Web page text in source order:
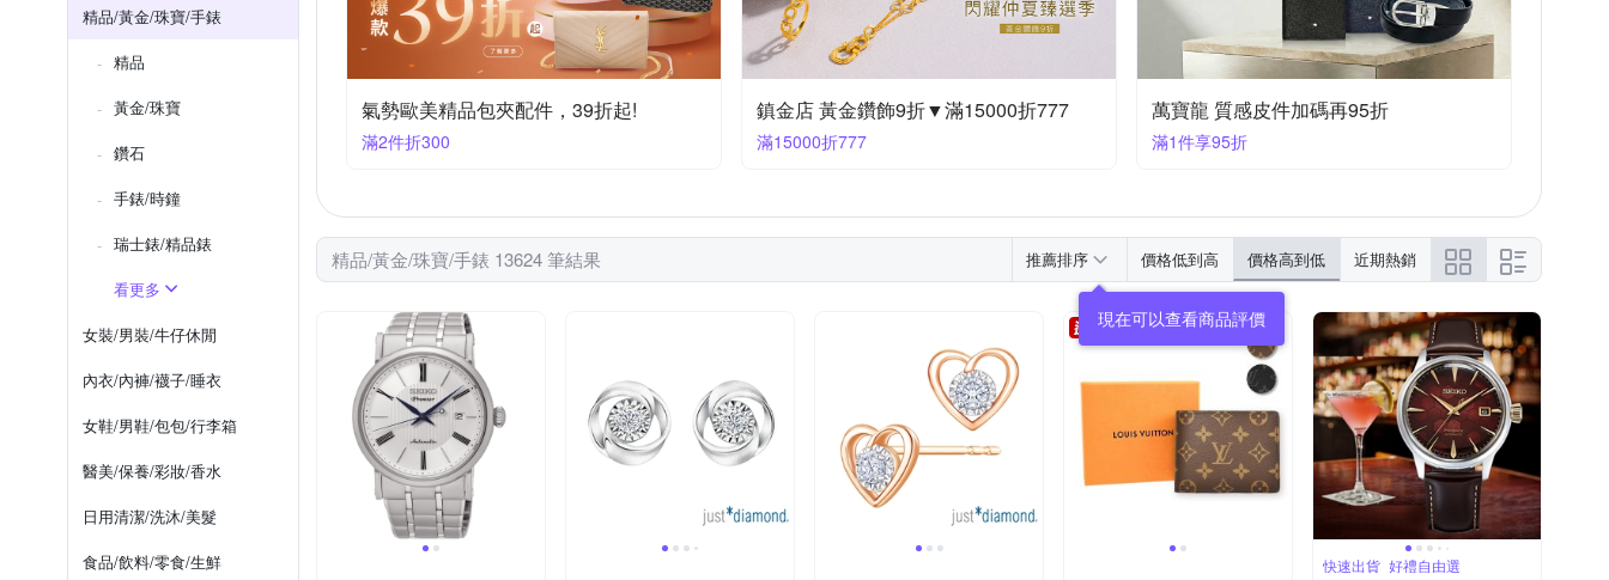
精品/黃金/珠寶/手錶
精品
黃金/珠寶
鑽石
手錶/時鐘
瑞士錶/精品錶
看更多
女裝/男裝/牛仔休閒
內衣/內褲/襪子/睡衣
女鞋/男鞋/包包/行李箱
醫美/保養/彩妝/香水
日用清潔/洗沐/美髮
食品/飲料/零食/生鮮
氣勢歐美精品包夾配件，39折起!
滿2件折300
鎮金店 黃金鑽飾9折▼滿15000折777
滿15000折777
萬寶龍 質感皮件加碼再95折
滿1件享95折
精品/黃金/珠寶/手錶 13624 筆結果 推薦排序 價格低到高 價格高到低 近期熱銷
快速出貨_好禮自由選